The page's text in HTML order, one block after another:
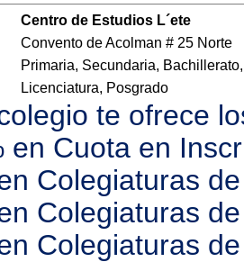
Centro de Estudios L´ete
Convento de Acolman # 25 Norte
Primaria, Secundaria, Bachillerato,
Licenciatura, Posgrado
te ofrece
en Cuota en
Colegiaturas
Colegiaturas
Colegiaturas